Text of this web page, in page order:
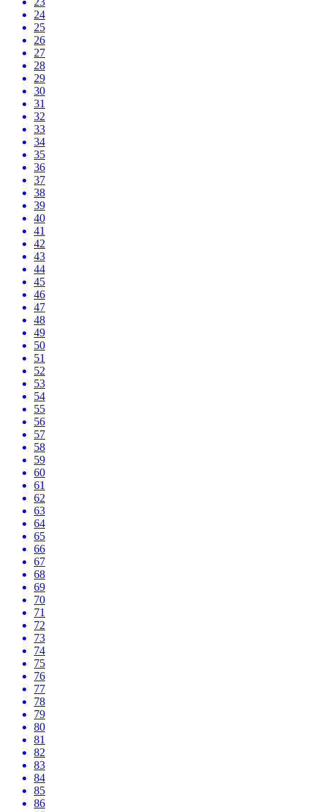
24
25
26
27
28
29
30
31
32
33
34
35
36
37
38
39
40
41
42
43
44
45
46
47
48
49
50
51
52
53
54
55
56
57
58
59
60
61
62
63
64
65
66
67
68
69
70
71
72
73
74
75
76
77
78
79
80
81
82
83
84
85
86